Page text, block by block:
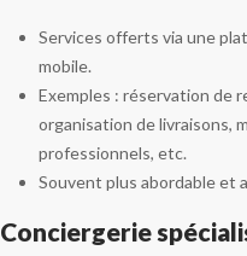
Services offerts via une
mobile.
Exemples : réservation de
organisation de livraisons,
professionnels, etc.
Souvent plus abordable et
Conciergerie